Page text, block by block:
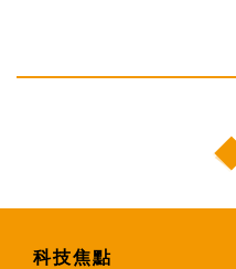
科技焦點